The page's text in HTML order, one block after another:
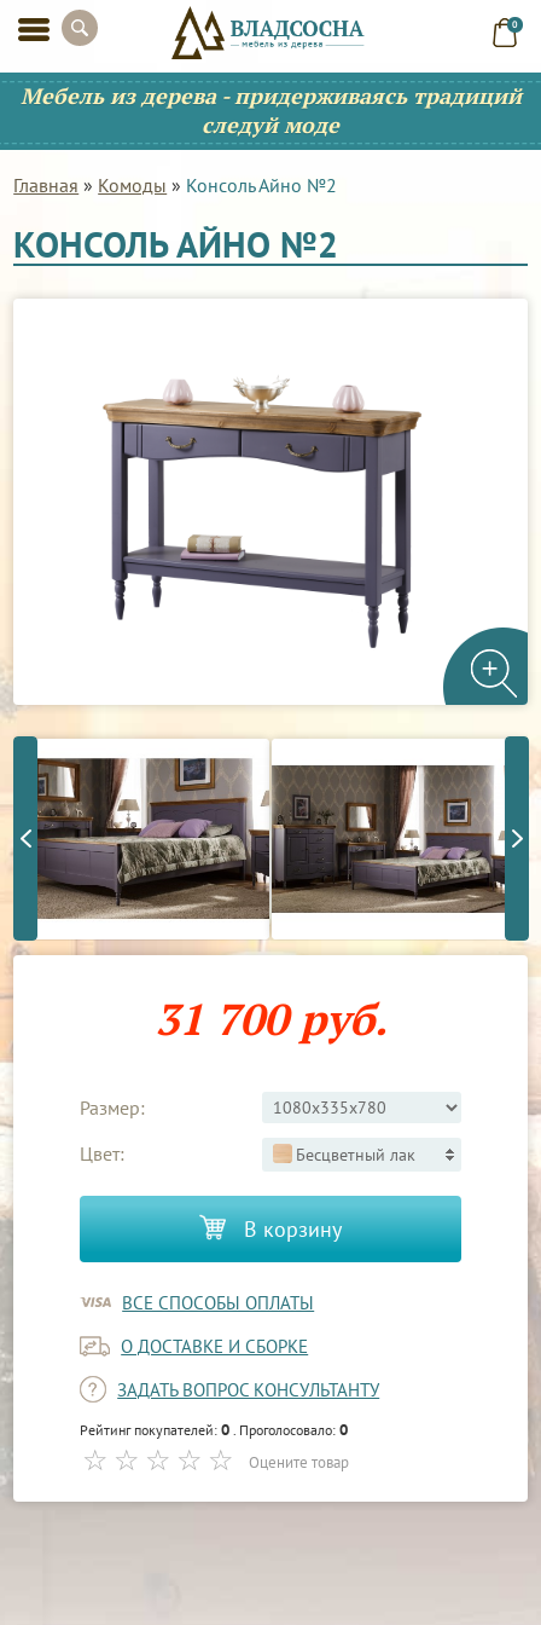
0
Мебель из дерева - придерживаясь традиций
следуй моде
Главная » Комоды » Консоль Айно №2
КОНСОЛЬ АЙНО №2
31 700 руб.
Размер:
Цвет:
Бесцветный лак
В корзину
ВСЕ СПОСОБЫ ОПЛАТЫ
О ДОСТАВКЕ И СБОРКЕ
ЗАДАТЬ ВОПРОС КОНСУЛЬТАНТУ
Рейтинг покупателей:0 . Проголосовало:0
Оцените товар